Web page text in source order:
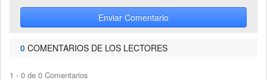
Enviar Comentario
0 COMENTARIOS DE LOS LECTORES
1 - 0 de 0 Comentarios